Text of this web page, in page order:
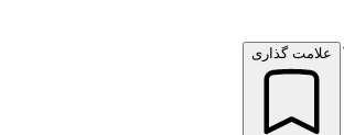
علامت گذاری